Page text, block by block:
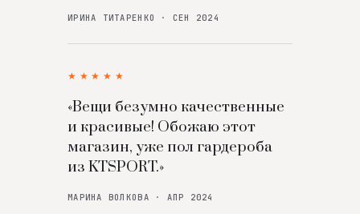
ИРИНА ТИТАРЕНКО · СЕН 2024
★★★★★
«Вещи безумно качественные
и красивые! Обожаю этот
магазин, уже пол гардероба
из KTSPORT.»
МАРИНА ВОЛКОВА · АПР 2024